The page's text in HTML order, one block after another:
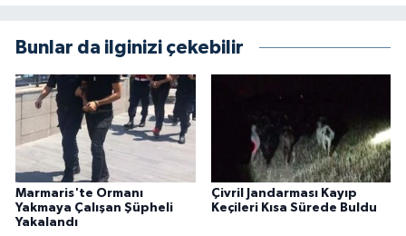
Bunlar da ilginizi çekebilir
Marmaris'te Ormanı
Yakmaya Çalışan Şüpheli
Yakalandı
Çivril Jandarması Kayıp
Keçileri Kısa Sürede Buldu